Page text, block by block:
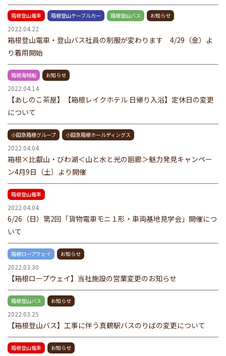
箱根登山電車 箱根登山ケーブルカー 箱根登山バス お知らせ
2022.04.22
箱根登山電車・登山バス社員の制服が変わります 4/29（金）よ
り着用開始
箱根海賊船 お知らせ
2022.04.14
【あしのこ茶屋】【箱根レイクホテル 日帰り入浴】定休日の変更
について
小田急箱根グループ 小田急箱根ホールディングス
2022.04.04
箱根×比叡山・びわ湖＜山と水と光の廻廊＞魅力発見キャンペー
ン4月9日（土）より開催
箱根登山電車
2022.04.04
6/26（日）第2回「貨物電車モニ１形・車両基地見学会」開催につ
いて
箱根ロープウェイ お知らせ
2022.03.30
【箱根ロープウェイ】当社施設の営業変更のお知らせ
箱根登山バス お知らせ
2022.03.25
【箱根登山バス】工事に伴う真鶴駅バスのりばの変更について
箱根登山電車 お知らせ